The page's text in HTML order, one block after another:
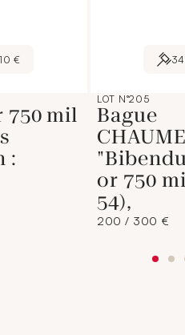
€
750 mil
:
LOT N°205
Bague
or 750
54),
200 / 300 €